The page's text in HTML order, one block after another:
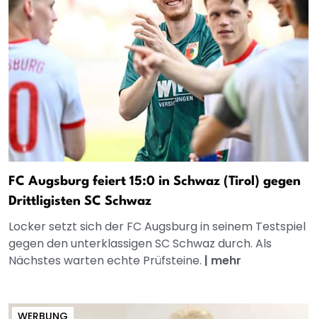
FC Augsburg feiert 15:0 in Schwaz (Tirol) gegen
Drittligisten SC Schwaz
Locker setzt sich der FC Augsburg in seinem Testspiel
gegen den unterklassigen SC Schwaz durch. Als
Nächstes warten echte Prüfsteine. | mehr